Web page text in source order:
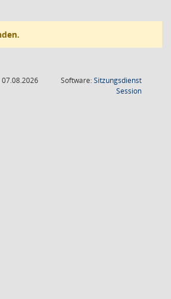
Software:Sitzungsdienst
Session(Wird in